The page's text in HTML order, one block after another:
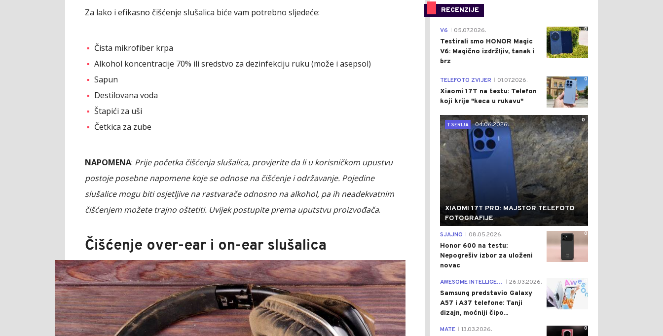
Za lako i efikasno čišćenje slušalica biće vam potrebno sljedeće:
Čista mikrofiber krpa
Alkohol koncentracije 70% ili sredstvo za dezinfekciju ruku (može i asepsol)
Sapun
Destilovana voda
Štapići za uši
Četkica za zube
NAPOMENA: Prije početka čišćenja slušalica, provjerite da li u korisničkom upustvu
postoje posebne napomene koje se odnose na čišćenje i održavanje. Pojedine
slušalice mogu biti osjetljive na rastvarače odnosno na alkohol, pa ih neadekvatnim
čišćenjem možete trajno oštetiti. Uvijek postupite prema uputstvu proizvođača.
Čišćenje over-ear i on-ear slušalica
RECENZIJE
0
V6 05.07.2026.
Testirali smo HONOR Magic
V6: Magično izdržljiv, tanak i
brz
0
TELEFOTO ZVIJER 01.07.2026.
Xiaomi 17T na testu: Telefon
koji krije "keca u rukavu"
0
T SERIJA
04.06.2026.
XIAOMI 17T PRO: MAJSTOR TELEFOTO
FOTOGRAFIJE
0
SJAJNO 08.05.2026.
Honor 600 na testu:
Nepogrešiv izbor za uloženi
novac
AWESOME INTELLIGENCE 26.03.2026.
Samsung predstavio Galaxy
A57 i A37 telefone: Tanji
dizajn, moćniji čipo...
0
MATE 13.03.2026.